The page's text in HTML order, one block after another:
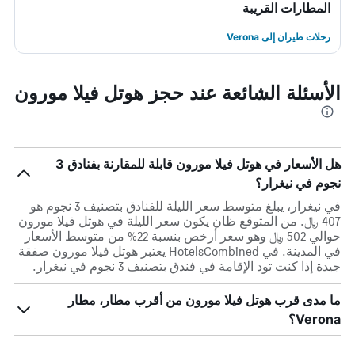
المطارات القريبة
رحلات طيران إلى Verona
الأسئلة الشائعة عند حجز هوتل فيلا مورون
هل الأسعار في هوتل فيلا مورون قابلة للمقارنة بفنادق 3
نجوم في نيغرار؟
في نيغرار، يبلغ متوسط ​​سعر الليلة للفنادق بتصنيف 3 نجوم هو
407 ﷼. من المتوقع ظان يكون سعر الليلة في هوتل فيلا مورون
حوالي 502 ﷼ وهو سعر أرخص بنسبة 22% من متوسط الأسعار
في المدينة. في HotelsCombined يعتبر هوتل فيلا مورون صفقة
جيدة إذا كنت تود الإقامة في فندق بتصنيف 3 نجوم في نيغرار.
ما مدى قرب هوتل فيلا مورون من أقرب مطار، مطار
Verona؟